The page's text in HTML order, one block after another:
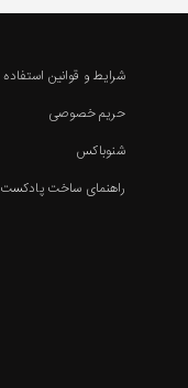
شرایط و قوانین استفاده
حریم خصوصی
شنوباکس
راهنمای ساخت پادکست